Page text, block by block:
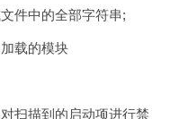
件中的全部字符串;
载的模块
扫描到的启动项进行禁